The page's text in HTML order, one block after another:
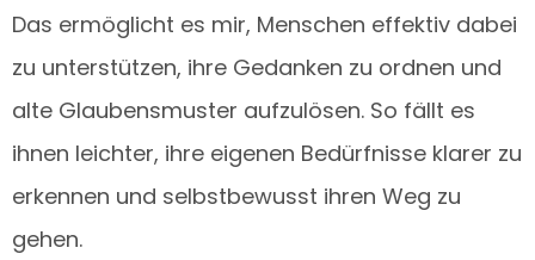
Das ermöglicht es mir, Menschen effektiv dabei
zu unterstützen, ihre Gedanken zu ordnen und
alte Glaubensmuster aufzulösen. So fällt es
ihnen leichter, ihre eigenen Bedürfnisse klarer zu
erkennen und selbstbewusst ihren Weg zu
gehen.